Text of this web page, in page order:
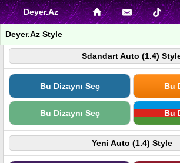
Deyer.Az
Deyer.Az Style
Sdandart Auto (1.4)
Bu Dizaynı Seç Bu
Bu Dizaynı Seç Bu
Yeni Auto (1.4) Style